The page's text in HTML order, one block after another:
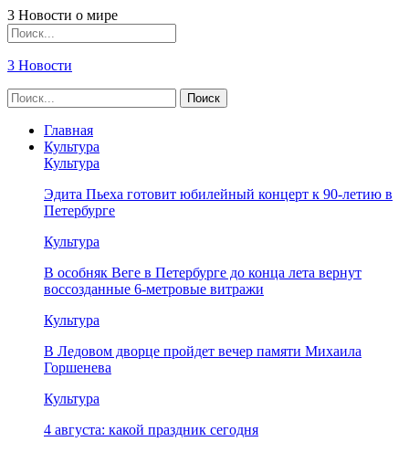
3 Новости о мире
3 Новости
Главная
Культура
Культура
Эдита Пьеха готовит юбилейный концерт к 90-летию в
Петербурге
Культура
В особняк Веге в Петербурге до конца лета вернут
воссозданные 6-метровые витражи
Культура
В Ледовом дворце пройдет вечер памяти Михаила
Горшенева
Культура
4 августа: какой праздник сегодня